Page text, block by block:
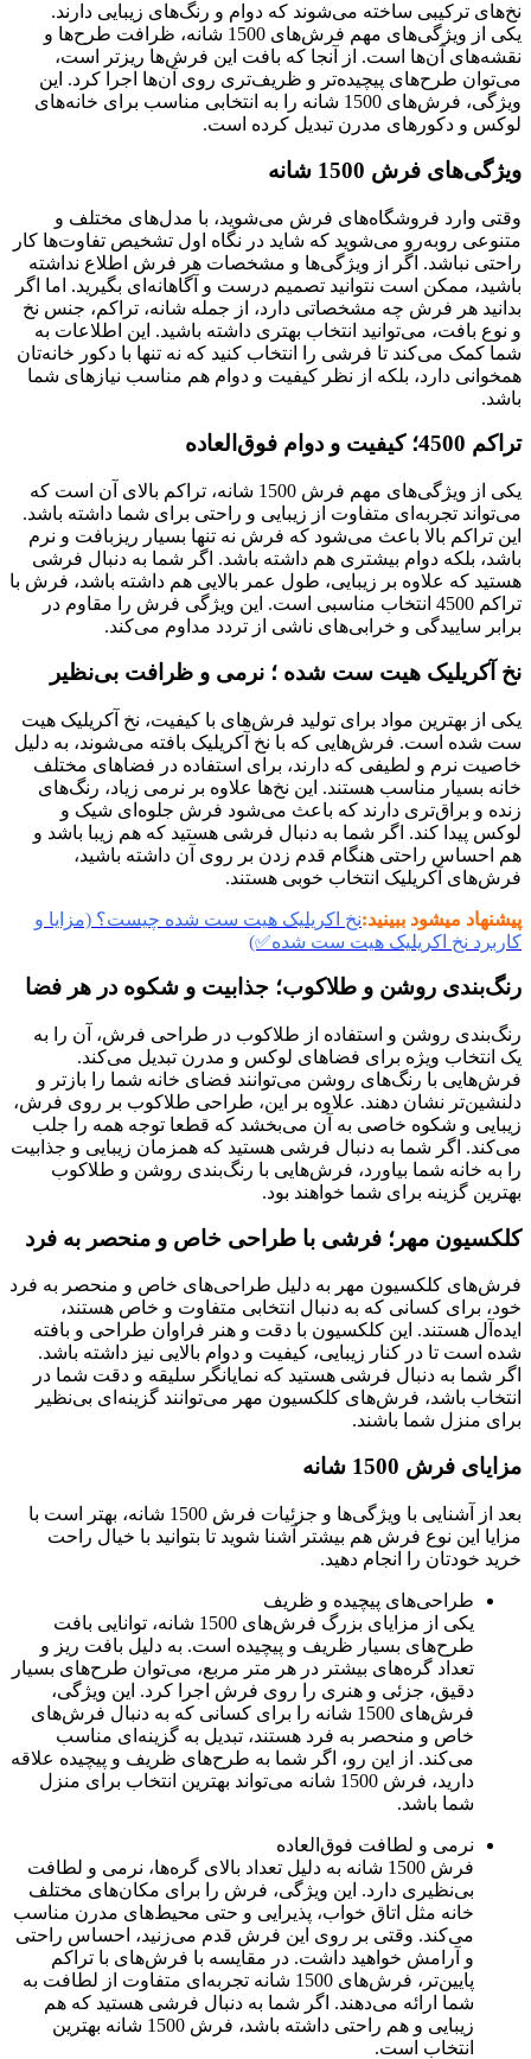
نخ‌های ترکیبی ساخته می‌شوند که دوام و رنگ‌های زیبایی دارند.
یکی از ویژگی‌های مهم فرش‌های 1500 شانه، ظرافت طرح‌ها و
نقشه‌های آن‌ها است. از آنجا که بافت این فرش‌ها ریزتر است،
می‌توان طرح‌های پیچیده‌تر و ظریف‌تری روی آن‌ها اجرا کرد. این
ویژگی، فرش‌های 1500 شانه را به انتخابی مناسب برای خانه‌های
لوکس و دکورهای مدرن تبدیل کرده است.
ویژگی‌های فرش 1500 شانه
وقتی وارد فروشگاه‌های فرش می‌شوید، با مدل‌های مختلف و
متنوعی روبه‌رو می‌شوید که شاید در نگاه اول تشخیص تفاوت‌ها کار
راحتی نباشد. اگر از ویژگی‌ها و مشخصات هر فرش اطلاع نداشته
باشید، ممکن است نتوانید تصمیم درست و آگاهانه‌ای بگیرید. اما اگر
بدانید هر فرش چه مشخصاتی دارد، از جمله شانه، تراکم، جنس نخ
و نوع بافت، می‌توانید انتخاب بهتری داشته باشید. این اطلاعات به
شما کمک می‌کند تا فرشی را انتخاب کنید که نه تنها با دکور خانه‌تان
همخوانی دارد، بلکه از نظر کیفیت و دوام هم مناسب نیازهای شما
باشد.
تراکم 4500؛ کیفیت و دوام فوق‌العاده
یکی از ویژگی‌های مهم فرش 1500 شانه، تراکم بالای آن است که
می‌تواند تجربه‌ای متفاوت از زیبایی و راحتی برای شما داشته باشد.
این تراکم بالا باعث می‌شود که فرش نه تنها بسیار ریزبافت و نرم
باشد، بلکه دوام بیشتری هم داشته باشد. اگر شما به دنبال فرشی
هستید که علاوه بر زیبایی، طول عمر بالایی هم داشته باشد، فرش با
تراکم 4500 انتخاب مناسبی است. این ویژگی فرش را مقاوم در
برابر ساییدگی و خرابی‌های ناشی از تردد مداوم می‌کند.
نخ آکریلیک هیت ست شده ؛ نرمی و ظرافت بی‌نظیر
یکی از بهترین مواد برای تولید فرش‌های با کیفیت، نخ آکریلیک هیت
ست شده است. فرش‌هایی که با نخ آکریلیک بافته می‌شوند، به دلیل
خاصیت نرم و لطیفی که دارند، برای استفاده در فضاهای مختلف
خانه بسیار مناسب هستند. این نخ‌ها علاوه بر نرمی زیاد، رنگ‌های
زنده و براق‌تری دارند که باعث می‌شود فرش جلوه‌ای شیک و
لوکس پیدا کند. اگر شما به دنبال فرشی هستید که هم زیبا باشد و
هم احساس راحتی هنگام قدم زدن بر روی آن داشته باشید،
فرش‌های آکریلیک انتخاب خوبی هستند.
پیشنهاد میشود ببینید:نخ اکریلیک هیت ست شده چیست؟ (مزایا و
کاربرد نخ اکریلیک هیت ست شده✅)
رنگ‌بندی روشن و طلاکوب؛ جذابیت و شکوه در هر فضا
رنگ‌بندی روشن و استفاده از طلاکوب در طراحی فرش، آن را به
یک انتخاب ویژه برای فضاهای لوکس و مدرن تبدیل می‌کند.
فرش‌هایی با رنگ‌های روشن می‌توانند فضای خانه شما را بازتر و
دلنشین‌تر نشان دهند. علاوه بر این، طراحی طلاکوب بر روی فرش،
زیبایی و شکوه خاصی به آن می‌بخشد که قطعا توجه همه را جلب
می‌کند. اگر شما به دنبال فرشی هستید که همزمان زیبایی و جذابیت
را به خانه شما بیاورد، فرش‌هایی با رنگ‌بندی روشن و طلاکوب
بهترین گزینه برای شما خواهند بود.
کلکسیون مهر؛ فرشی با طراحی خاص و منحصر به فرد
فرش‌های کلکسیون مهر به دلیل طراحی‌های خاص و منحصر به فرد
خود، برای کسانی که به دنبال انتخابی متفاوت و خاص هستند،
ایده‌آل هستند. این کلکسیون با دقت و هنر فراوان طراحی و بافته
شده است تا در کنار زیبایی، کیفیت و دوام بالایی نیز داشته باشد.
اگر شما به دنبال فرشی هستید که نمایانگر سلیقه و دقت شما در
انتخاب باشد، فرش‌های کلکسیون مهر می‌توانند گزینه‌ای بی‌نظیر
برای منزل شما باشند.
مزایای فرش 1500 شانه
بعد از آشنایی با ویژگی‌ها و جزئیات فرش 1500 شانه، بهتر است با
مزایا این نوع فرش هم بیشتر آشنا شوید تا بتوانید با خیال راحت
خرید خودتان را انجام دهید.
طراحی‌های پیچیده و ظریف
یکی از مزایای بزرگ فرش‌های 1500 شانه، توانایی بافت
طرح‌های بسیار ظریف و پیچیده است. به دلیل بافت ریز و
تعداد گره‌های بیشتر در هر متر مربع، می‌توان طرح‌های بسیار
دقیق، جزئی و هنری را روی فرش اجرا کرد. این ویژگی،
فرش‌های 1500 شانه را برای کسانی که به دنبال فرش‌های
خاص و منحصر به فرد هستند، تبدیل به گزینه‌ای مناسب
می‌کند. از این رو، اگر شما به طرح‌های ظریف و پیچیده علاقه
دارید، فرش 1500 شانه می‌تواند بهترین انتخاب برای منزل
شما باشد.
نرمی و لطافت فوق‌العاده
فرش 1500 شانه به دلیل تعداد بالای گره‌ها، نرمی و لطافت
بی‌نظیری دارد. این ویژگی، فرش را برای مکان‌های مختلف
خانه مثل اتاق خواب، پذیرایی و حتی محیط‌های مدرن مناسب
می‌کند. وقتی بر روی این فرش قدم می‌زنید، احساس راحتی
و آرامش خواهید داشت. در مقایسه با فرش‌های با تراکم
پایین‌تر، فرش‌های 1500 شانه تجربه‌ای متفاوت از لطافت به
شما ارائه می‌دهند. اگر شما به دنبال فرشی هستید که هم
زیبایی و هم راحتی داشته باشد، فرش 1500 شانه بهترین
انتخاب است.